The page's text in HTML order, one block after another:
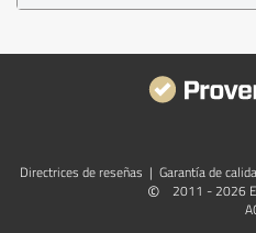
Directrices de reseñas | Garantía de
©
2011 - 2026